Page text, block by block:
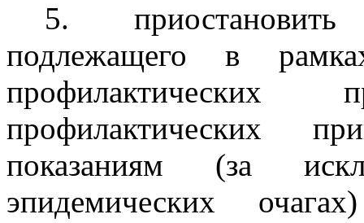
5.
подлежащего в
профилактических
показаниям (за
эпидемических